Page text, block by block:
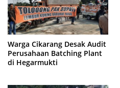
Warga Cikarang Desak Audit
Perusahaan Batching Plant
di Hegarmukti